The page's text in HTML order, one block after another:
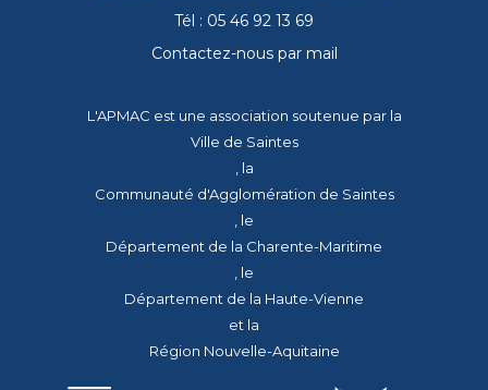
Tél : 05 46 92 13 69
Contactez-nous par mail
L'APMAC est une association soutenue par la
Ville de Saintes
, la
Communauté d'Agglomération de Saintes
, le
Département de la Charente-Maritime
, le
Département de la Haute-Vienne
et la
Région Nouvelle-Aquitaine